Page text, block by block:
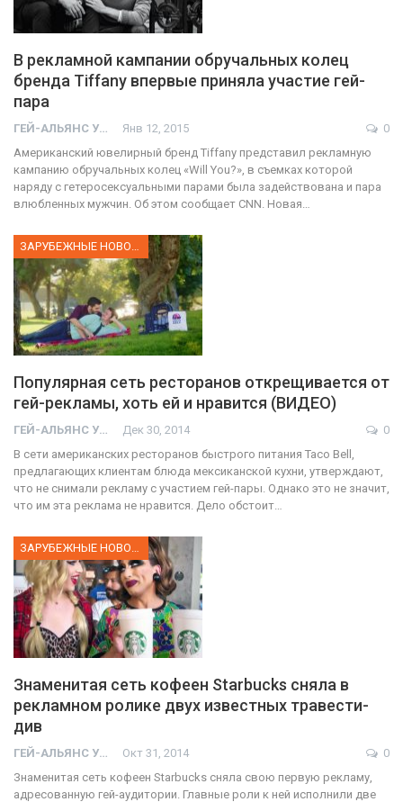
В рекламной кампании обручальных колец
бренда Tiffany впервые приняла участие гей-
пара
ГЕЙ-АЛЬЯНС УКРАИНА Янв 12, 2015
0
Американский ювелирный бренд Tiffany представил рекламную
кампанию обручальных колец «Will You?», в съемках которой
наряду с гетеросексуальными парами была задействована и пара
влюбленных мужчин. Об этом сообщает CNN. Новая…
Популярная сеть ресторанов открещивается от
гей-рекламы, хоть ей и нравится (ВИДЕО)
ГЕЙ-АЛЬЯНС УКРАИНА Дек 30, 2014
0
В сети американских ресторанов быстрого питания Taco Bell,
предлагающих клиентам блюда мексиканской кухни, утверждают,
что не снимали рекламу с участием гей-пары. Однако это не значит,
что им эта реклама не нравится. Дело обстоит…
ЗАРУБЕЖНЫЕ НОВОСТИ
Знаменитая сеть кофеен Starbucks сняла в
рекламном ролике двух известных травести-
див
ГЕЙ-АЛЬЯНС УКРАИНА Окт 31, 2014
0
Знаменитая сеть кофеен Starbucks сняла свою первую рекламу,
адресованную гей-аудитории. Главные роли к ней исполнили две